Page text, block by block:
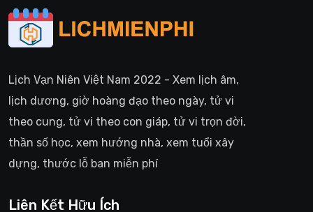
Lịch Vạn Niên Việt Nam 2022 - Xem lịch âm,
lịch dương, giờ hoàng đạo theo ngày, tử vi
theo cung, tử vi theo con giáp, tử vi trọn đời,
thần số học, xem hướng nhà, xem tuổi xây
dựng, thước lỗ ban miễn phí
Liên Kết Hữu Ích